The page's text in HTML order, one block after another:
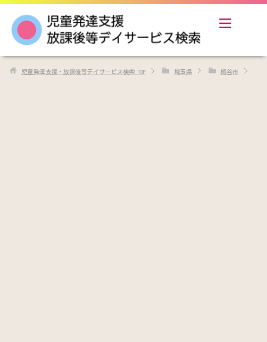
児童発達支援・放課後等デイサービス検索 TOP 埼玉県 熊谷市